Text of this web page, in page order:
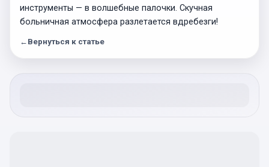
инструменты — в волшебные палочки. Скучная
больничная атмосфера разлетается вдребезги!
← Вернуться к статье